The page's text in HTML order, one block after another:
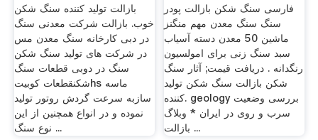
بازالت تولید کننده سنگ شکن
خوب. بازالت شرکت معدنی سنگ
در دبی کارخانه سنگ معدن مس
در شرکت های تولید سنگ شکن
سنگ در دوبی قطعات سنگ
شکنقطعات کوبیتhs ماسه
سازبه سرعت گردش روتور تولید
نموده و در انواع همچنین از این
نوع سنگ ...
فارسی سنگ شکن بازالت پودر
سنگ سنگ معدن مهم منگنز
ماشین 50 معدن دسته آسیاب
سبد سنگ زنی برای امولسیون
رنگدانه . دریافت قیمت; آثار سنگ
شکن بازالت سنگ شکن تولید
کننده. geology بررسی وضعیت
سرب و روی در ایران * وبلاگ
بازالت ...